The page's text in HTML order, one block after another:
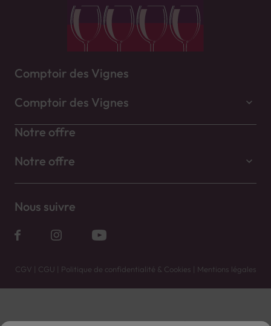
Comptoir des Vignes
Comptoir des Vignes
Notre offre
Notre offre
Nous suivre
CGV | CGU | Politique de confidentialité & Cookies | Mentions légales
Vente uniquement en caves. Contactez votre caviste pour plus de renseignements.